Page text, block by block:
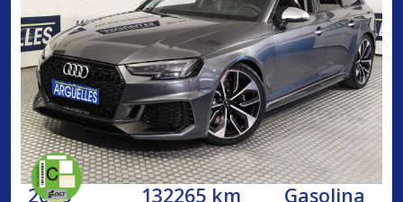
2018 132265 km Gasolina